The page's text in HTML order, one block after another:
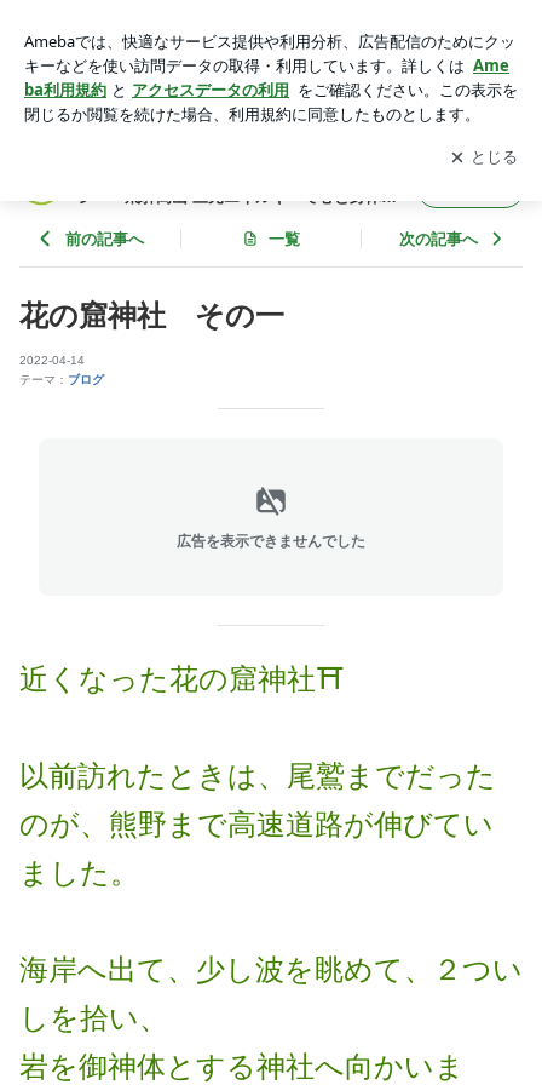
ッサージ～ 飛騨高山 三元エネルギーで心と身体をてあてし
ます。
アプリをダウンロードして ブログの更新通知
を受け取りまし
ょう。
開く
ジ～ 飛騨高山 三元エネルギーで心と身体を
前の記事へ 一覧 次の記事へ
花の窟神社 その一
2022-04-14
テーマ： ブログ
広告を表示できませんでした
近くなった花の窟神社⛩
以前訪れたときは、尾鷲までだった
のが、熊野まで高速道路が伸びてい
ました。
海岸へ出て、少し波を眺めて、２つい
しを拾い、
岩を御神体とする神社へ向かいま